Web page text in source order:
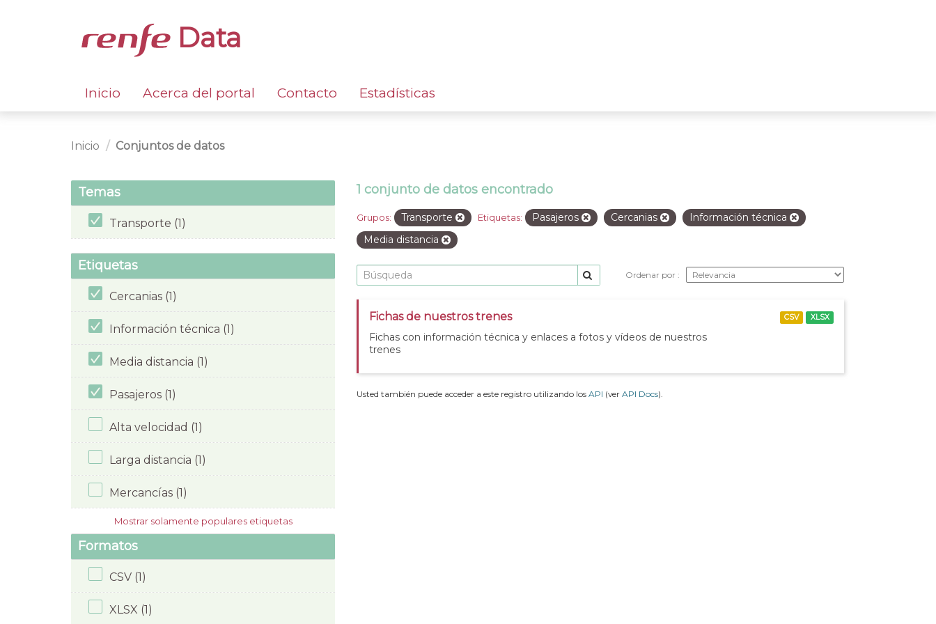
Data
Inicio Acerca del portal Contacto Estadísticas
Inicio Conjuntos de datos
Temas
Transporte (1)
Etiquetas
Cercanias (1)
Información técnica (1)
Media distancia (1)
Pasajeros (1)
Alta velocidad (1)
Larga distancia (1)
Mercancías (1)
Mostrar solamente populares etiquetas
Formatos
CSV (1)
XLSX (1)
1 conjunto de datos encontrado
Grupos: Transporte Etiquetas: Pasajeros Cercanias
Información técnica
Media distancia
Ordenar por
Fichas de nuestros trenes
Fichas con información técnica y enlaces a fotos y vídeos de nuestros
trenes
CSV XLSX
Usted también puede acceder a este registro utilizando los API (ver API Docs).